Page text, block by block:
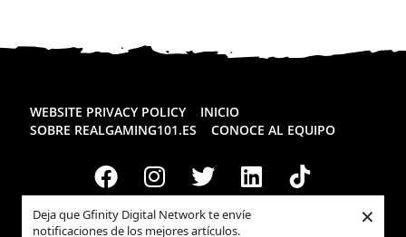
Deja que Gfinity Digital Network te envíe
notificaciones de los mejores artículos.
×
WEBSITE PRIVACY POLICY
INICIO
SOBRE REALGAMING101.ES
CONOCE AL EQUIPO
Todos los derechos reservadosRealgaming.es